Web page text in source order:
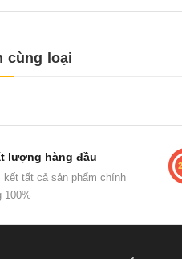
cùng loại
lượng hàng đầu
kết tất cả sản phẩm chính
100%